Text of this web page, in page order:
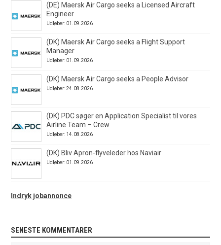
(DE) Maersk Air Cargo seeks a Licensed Aircraft
Engineer
Udløber: 01.09.2026
(DK) Maersk Air Cargo seeks a Flight Support
Manager
Udløber: 01.09.2026
(DK) Maersk Air Cargo seeks a People Advisor
Udløber: 24.08.2026
(DK) PDC søger en Application Specialist til vores
Airline Team – Crew
Udløber: 14.08.2026
(DK) Bliv Apron-flyveleder hos Naviair
Udløber: 01.09.2026
Indryk jobannonce
SENESTE KOMMENTARER